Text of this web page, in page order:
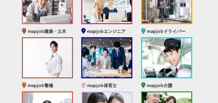
mapjob建築・土木 mapjobエンジニア mapjobドライバー
mapjob警備 mapjob保育士 mapjob介護